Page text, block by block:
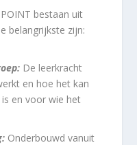
bestaan uit
belangrijkste zijn:
De leerkracht
en hoe het kan
en voor wie het
Onderbouwd vanuit